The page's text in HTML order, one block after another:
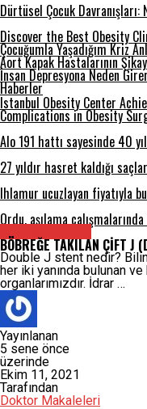
Dürtüsel Çocuk
Discover the Best Obesity
Çocuğumla Yaşadığım Kriz
Aort Kapak Hastalarının
İnsan Depresyona Neden
Haberler
Istanbul Obesity Center
Complications in Obesity
Alo 191 hattı sayesinde 40
27 yıldır hasret kaldığı
Ihlamur ucuzlayan fiyatıyla
Ordu, aşılama
BÖBREĞE TAKILAN ÇİFT J
Double J stent nedir?
her iki yanında bulunan
organlarımızdır. İdrar …
Yayınlanan
5 sene önce
üzerinde
Ekim 11, 2021
Tarafından
Doktor Makaleleri